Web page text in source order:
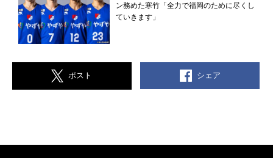
ン務めた寒竹「全力で福岡のために尽くし
ていきます」
ポスト シェア